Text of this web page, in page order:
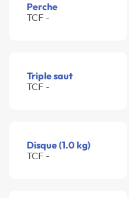
Perche
TCF -
Triple saut
TCF -
Disque (1.0 kg)
TCF -